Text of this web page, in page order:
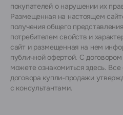
покупателей о нарушении их
Размещенная на настоящем
получения общего
потребителем свойств и
сайт и размещенная на нем
публичной офертой. С
можете ознакомиться здесь. Все
договора купли-продажи
с консультантами.